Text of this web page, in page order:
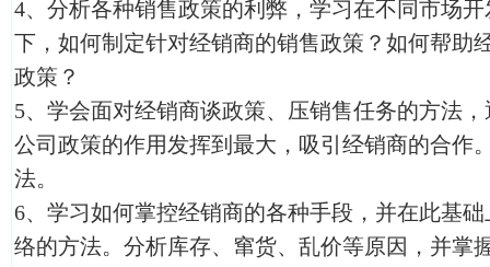
4、分析各种销售政策的利弊，学习在不同市场
下，如何制定针对经销商的销售政策？如何帮助
政策？
5、学会面对经销商谈政策、压销售任务的方法
公司政策的作用发挥到最大，吸引经销商的合作
法。
6、学习如何掌控经销商的各种手段，并在此基
络的方法。分析库存、窜货、乱价等原因，并掌